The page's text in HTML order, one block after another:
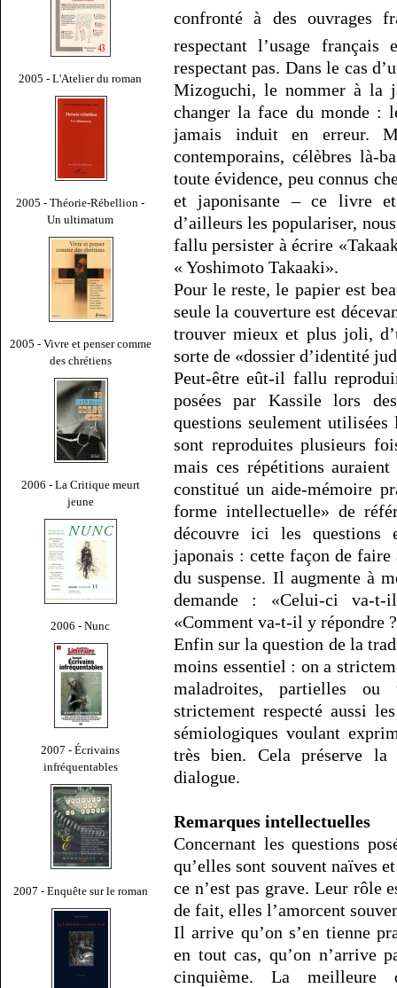
2005 - L'Atelier du roman
2005 - Théorie-Rébellion -
Un ultimatum
2005 - Vivre et penser comme
des chrétiens
2006 - La Critique meurt
jeune
2006 - Nunc
2007 - Écrivains
infréquentables
2007 - Enquête sur le roman
confronté à des ouvrages
respectant l’usage
respectant pas. Dans le cas
Mizoguchi, le nommer à la
changer la face du monde :
jamais induit en erreur.
contemporains, célèbres là-
toute évidence, peu connus
et japonisante – ce livre
d’ailleurs les populariser,
fallu persister à écrire
« Yoshimoto Takaaki».
Pour le reste, le papier est
seule la couverture est
trouver mieux et plus joli,
sorte de «dossier d’identité
Peut-être eût-il fallu
posées par Kassile lors
questions seulement
sont reproduites plusieurs
mais ces répétitions
constitué un aide-mémoire
forme intellectuelle» de
découvre ici les questions
japonais : cette façon de
du suspense. Il augmente à
demande : «Celui-ci va-
«Comment va-t-il y répondre
Enfin sur la question de la
moins essentiel : on a
maladroites, partielles ou
strictement respecté aussi
sémiologiques voulant
très bien. Cela préserve
dialogue.
Remarques intellectuelles
Concernant les questions
qu’elles sont souvent naïves
ce n’est pas grave. Leur rôle
de fait, elles l’amorcent
Il arrive qu’on s’en tienne
en tout cas, qu’on n’arrive
cinquième. La meilleure